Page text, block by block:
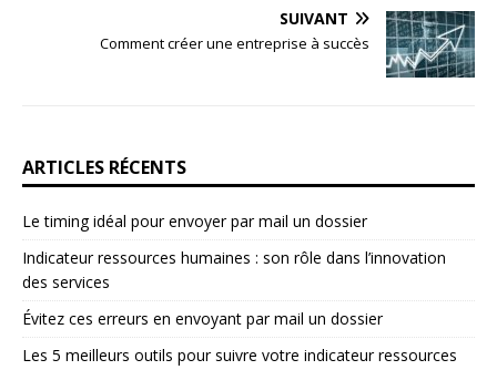
SUIVANT
Comment créer une entreprise à succès
ARTICLES RÉCENTS
Le timing idéal pour envoyer par mail un dossier
Indicateur ressources humaines : son rôle dans l’innovation
des services
Évitez ces erreurs en envoyant par mail un dossier
Les 5 meilleurs outils pour suivre votre indicateur ressources